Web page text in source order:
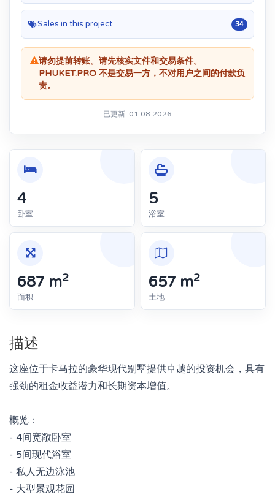
Sales in this project 34
请勿提前转账。请先核实文件和交易条件。
PHUKET.PRO 不是交易一方，不对用户之间的付款负
责。
已更新: 01.08.2026
4
卧室
5
浴室
687 m2
面积
657 m2
土地
描述
这座位于卡马拉的豪华现代别墅提供卓越的投资机会，具有
强劲的租金收益潜力和长期资本增值。
概览：
- 4间宽敞卧室
- 5间现代浴室
- 私人无边泳池
- 大型景观花园